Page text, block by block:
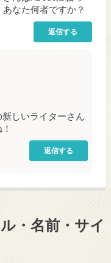
なた何者ですか？
返信する
しいライターさん
返信する
・名前・サイ